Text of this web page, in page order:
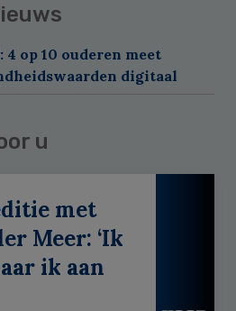
4 op 10 ouderen meet
digitaal
u
met
Meer: ‘Ik
ik aan